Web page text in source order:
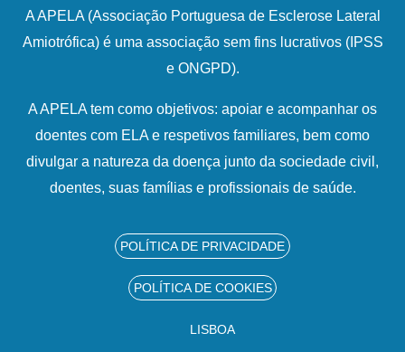
A APELA (Associação Portuguesa de Esclerose Lateral
Amiotrófica) é uma associação sem fins lucrativos (IPSS
e ONGPD).
A APELA tem como objetivos: apoiar e acompanhar os
doentes com ELA e respetivos familiares, bem como
divulgar a natureza da doença junto da sociedade civil,
doentes, suas famílias e profissionais de saúde.
POLÍTICA DE PRIVACIDADE
POLÍTICA DE COOKIES
LISBOA